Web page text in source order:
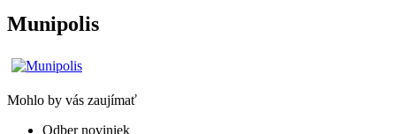
Munipolis
Mohlo by vás zaujímať
Odber noviniek